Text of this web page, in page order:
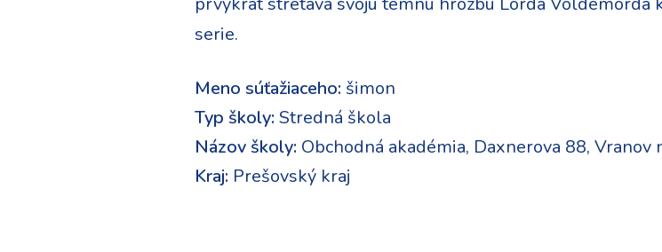
serie.
Meno súťažiaceho: šimon
Typ školy: Stredná škola
Názov školy: Obchodná akadémia, Daxnerova 88, Vranov
Kraj: Prešovský kraj